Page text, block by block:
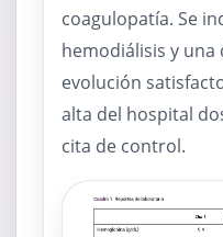
coagulopatía. Se
hemodiálisis y
evolución
alta del hospital
cita de control.